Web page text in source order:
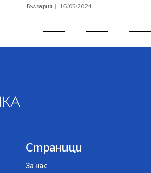
България 16/05/2024
Страници
За нас